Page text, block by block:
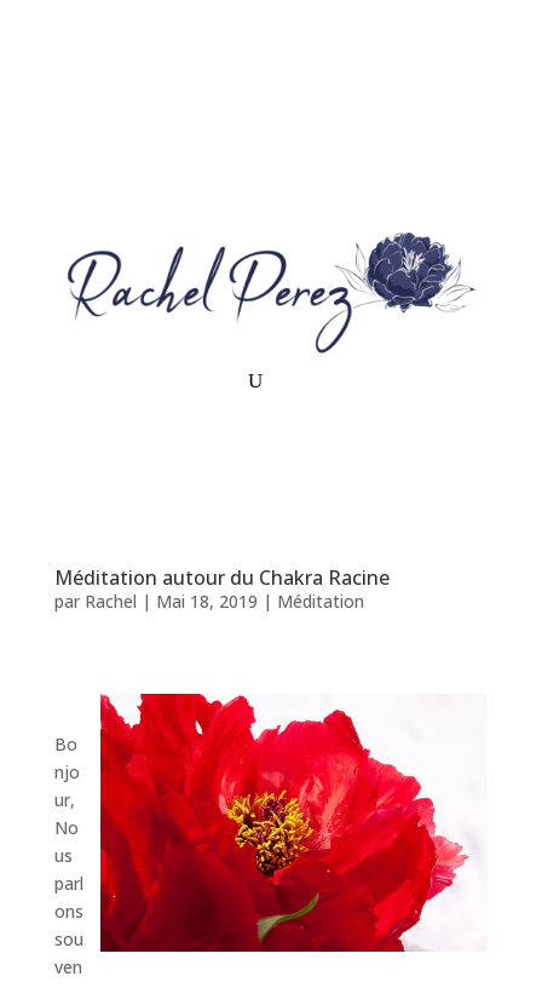
Méditation autour du Chakra Racine
par Rachel | Mai 18, 2019 | Méditation
Bo
njo
ur,
No
us
parl
ons
sou
ven